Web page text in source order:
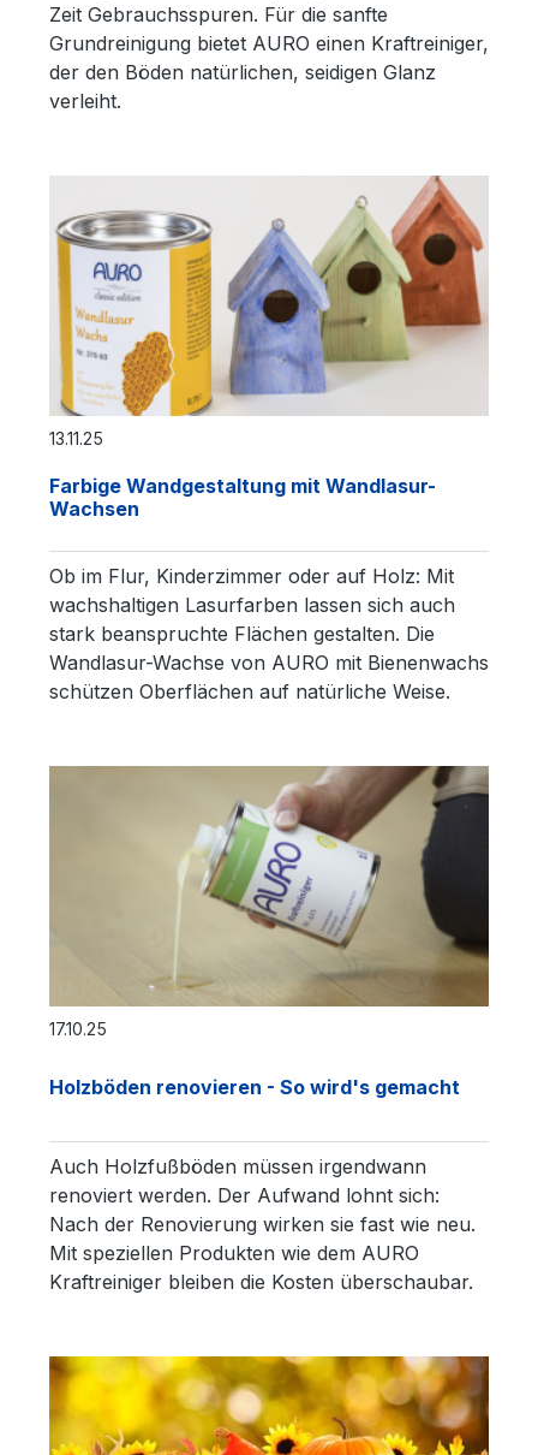
Zeit Gebrauchsspuren. Für die sanfte
Grundreinigung bietet AURO einen Kraftreiniger,
der den Böden natürlichen, seidigen Glanz
verleiht.
13.11.25
Farbige Wandgestaltung mit Wandlasur-
Wachsen
Ob im Flur, Kinderzimmer oder auf Holz: Mit
wachshaltigen Lasurfarben lassen sich auch
stark beanspruchte Flächen gestalten. Die
Wandlasur-Wachse von AURO mit Bienenwachs
schützen Oberflächen auf natürliche Weise.
17.10.25
Holzböden renovieren - So wird's gemacht
Auch Holzfußböden müssen irgendwann
renoviert werden. Der Aufwand lohnt sich:
Nach der Renovierung wirken sie fast wie neu.
Mit speziellen Produkten wie dem AURO
Kraftreiniger bleiben die Kosten überschaubar.